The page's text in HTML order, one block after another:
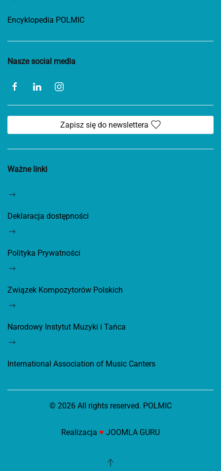
Encyklopedia POLMIC
Nasze social media
Zapisz się do newslettera
Ważne linki
Deklaracja dostępności
Polityka Prywatności
Związek Kompozytorów Polskich
Narodowy Instytut Muzyki i Tańca
International Association of Music Canters
© 2026 All rights reserved. POLMIC
Realizacja ♥ JOOMLA GURU